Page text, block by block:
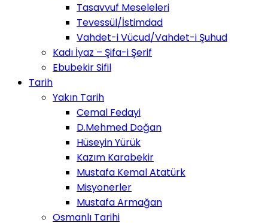
Tasavvuf Meseleleri
Tevessül/İstimdad
Vahdet-i Vücud/Vahdet-i Şuhud
Kadı İyaz – Şifa-i Şerif
Ebubekir Sifil
Tarih
Yakın Tarih
Cemal Fedayi
D.Mehmed Doğan
Hüseyin Yürük
Kazım Karabekir
Mustafa Kemal Atatürk
Misyonerler
Mustafa Armağan
Osmanlı Tarihi